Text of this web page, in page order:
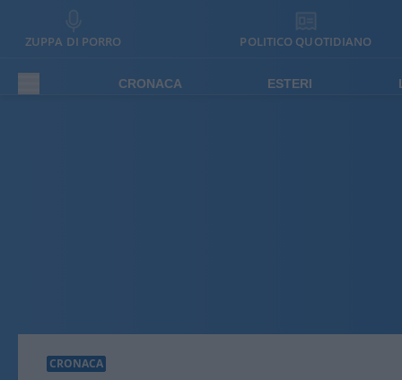
ZUPPA DI PORRO POLITICO QUOTIDIANO
CRONACA ESTERI
CRONACA